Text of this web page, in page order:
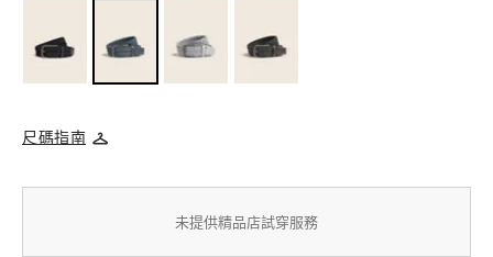
尺碼指南
未提供精品店試穿服務